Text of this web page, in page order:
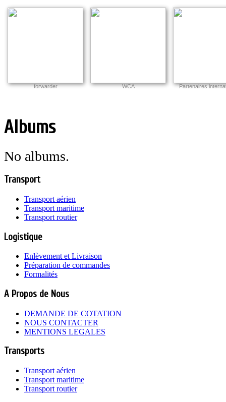
forwarder WCA Partenaires
Albums
No albums.
Transport
Transport aérien
Transport maritime
Transport routier
Logistique
Enlèvement et Livraison
Préparation de commandes
Formalités
A Propos de Nous
DEMANDE DE COTATION
NOUS CONTACTER
MENTIONS LEGALES
Transports
Transport aérien
Transport maritime
Transport routier